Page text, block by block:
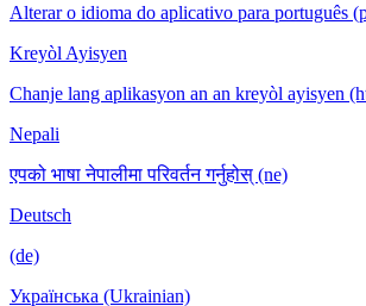
Alterar o idioma do aplicativo para português
Kreyòl Ayisyen
Chanje lang aplikasyon an an kreyòl ayisyen
Nepali
एपको भाषा नेपालीमा परिवर्तन गर्नुहोस् (ne)
Deutsch
(de)
Українська (Ukrainian)